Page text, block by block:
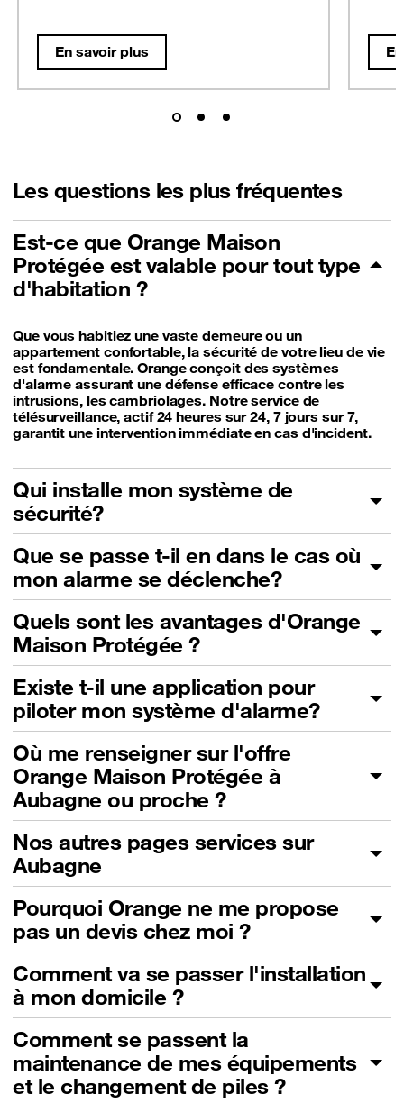
En savoir plus
Les questions les plus fréquentes
Est-ce que Orange Maison
Protégée est valable pour tout type
d'habitation ?
Que vous habitiez une vaste demeure ou un
appartement confortable, la sécurité de votre lieu de vie
est fondamentale. Orange conçoit des systèmes
d'alarme assurant une défense efficace contre les
intrusions, les cambriolages. Notre service de
télésurveillance, actif 24 heures sur 24, 7 jours sur 7,
garantit une intervention immédiate en cas d'incident.
Qui installe mon système de
sécurité?
Que se passe t-il en dans le cas où
mon alarme se déclenche?
Quels sont les avantages d'Orange
Maison Protégée ?
Existe t-il une application pour
piloter mon système d'alarme?
Où me renseigner sur l'offre
Orange Maison Protégée à
Aubagne ou proche ?
Nos autres pages services sur
Aubagne
Pourquoi Orange ne me propose
pas un devis chez moi ?
Comment va se passer l'installation
à mon domicile ?
Comment se passent la
maintenance de mes équipements
et le changement de piles ?